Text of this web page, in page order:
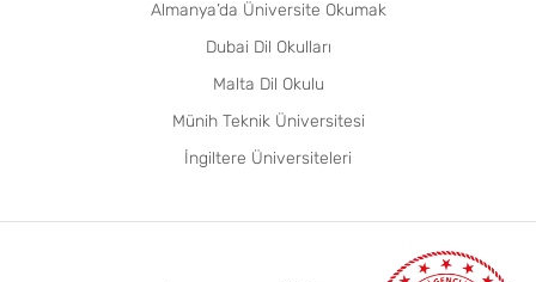
Almanya’da Üniversite Okumak
Dubai Dil Okulları
Malta Dil Okulu
Münih Teknik Üniversitesi
İngiltere Üniversiteleri